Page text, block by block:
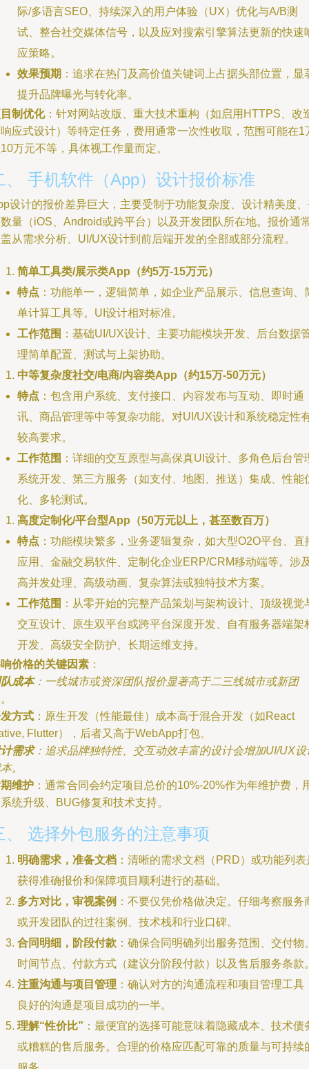
际/多语言SEO、持续深入的用户体验（UX）优化与A/B测
试、整合社交媒体信号，以及应对搜索引擎算法更新的快速
应策略。
效果预期 ：追求在热门及高价值关键词上占据头部位置，显
提升品牌曝光与转化率。
制优化：针对网站改版、重大技术重构（如启用HTTPS、改
应式设计）等特定任务，费用通常一次性收取，范围可能在1
万元不等，具体视工作量而定。
、 手机软件（App）设计报价标准
设计的报价差异巨大，主要受制于功能复杂度、设计精美度
量（iOS、Android或跨平台）以及开发团队所在地。报价通
从需求分析、UI/UX设计到前后端开发的全部或部分流程。
简单工具类/展示类App（约5万-15万元）
特点 ：功能单一，逻辑简单，如企业产品展示、信息查询、
单计算工具等。UI设计相对标准。
工作范围 ：基础UI/UX设计、主要功能模块开发、后台数据
理简单配置、测试与上架协助。
中等复杂度社交/电商/内容类App（约15万-50万元）
特点 ：包含用户系统、支付接口、内容发布与互动、即时通
讯、商品管理等中等复杂功能。对UI/UX设计和系统稳定性
较高要求。
工作范围 ：详细的交互原型与高保真UI设计、多角色后台管
系统开发、第三方服务（如支付、地图、推送）集成、性能
化、多轮测试。
高度定制化/平台型App（50万元以上，甚至数百万）
特点 ：功能模块繁多，业务逻辑复杂，如大型O2O平台、直
应用、金融交易软件、定制化企业ERP/CRM移动端等。涉
高并发处理、高级动画、复杂算法或独特技术方案。
工作范围 ：从零开始的完整产品策划与架构设计、顶级视觉
交互设计、原生双平台或跨平台深度开发、自有服务器端架
开发、高级安全防护、长期运维支持。
价格的关键因素 ：
成本：一线城市或资深团队报价显著高于二三线城市或新团
方式 ：原生开发（性能最佳）成本高于混合开发（如React
Flutter），后者又高于WebApp打包。
需求：追求品牌独特性、交互动效丰富的设计会增加UI/UX设
。
维护 ：通常合同会约定项目总价的10%-20%作为年维护费，
统升级、BUG修复和技术支持。
、 选择外包服务的注意事项
明确需求，准备文档 ：清晰的需求文档（PRD）或功能列表
获得准确报价和保障项目顺利进行的基础。
多方对比，审视案例 ：不要仅凭价格做决定。仔细考察服务
或开发团队的过往案例、技术栈和行业口碑。
合同明细，阶段付款 ：确保合同明确列出服务范围、交付物
时间节点、付款方式（建议分阶段付款）以及售后服务条款
注重沟通与项目管理 ：确认对方的沟通流程和项目管理工具
良好的沟通是项目成功的一半。
理解“性价比” ：最便宜的选择可能意味着隐藏成本、技术债
或糟糕的售后服务。合理的价格应匹配可靠的质量与可持续